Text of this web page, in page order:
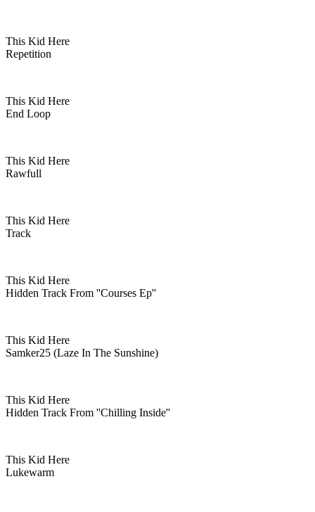
This Kid Here
Repetition
This Kid Here
End Loop
This Kid Here
Rawfull
This Kid Here
Track
This Kid Here
Hidden Track From ''courses Ep''
This Kid Here
Samker25 (laze In The Sunshine)
This Kid Here
Hidden Track From ''chilling Inside''
This Kid Here
Lukewarm